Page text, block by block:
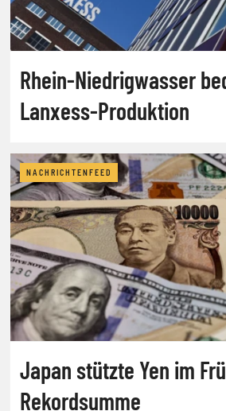
Rhein-Niedrigwasser
Lanxess-Produktion
NACHRICHTENFEED
Japan stützte Yen im
Rekordsumme